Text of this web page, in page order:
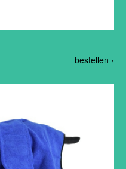
bestellen ›